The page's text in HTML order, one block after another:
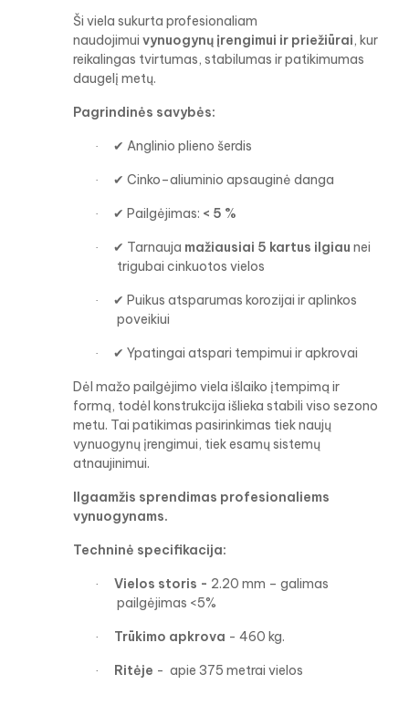
Ši viela sukurta profesionaliam
naudojimui vynuogynų įrengimui ir priežiūrai, kur
reikalingas tvirtumas, stabilumas ir patikimumas
daugelį metų.
Pagrindinės savybės:
· ✔ Anglinio plieno šerdis
· ✔ Cinko–aliuminio apsauginė danga
· ✔ Pailgėjimas: < 5 %
· ✔ Tarnauja mažiausiai 5 kartus ilgiau nei
trigubai cinkuotos vielos
· ✔ Puikus atsparumas korozijai ir aplinkos
poveikiui
· ✔ Ypatingai atspari tempimui ir apkrovai
Dėl mažo pailgėjimo viela išlaiko įtempimą ir
formą, todėl konstrukcija išlieka stabili viso sezono
metu. Tai patikimas pasirinkimas tiek naujų
vynuogynų įrengimui, tiek esamų sistemų
atnaujinimui.
Ilgaamžis sprendimas profesionaliems
vynuogynams.
Techninė specifikacija:
· Vielos storis - 2.20 mm – galimas
pailgėjimas <5%
· Trūkimo apkrova - 460 kg.
· Ritėje - apie 375 metrai vielos